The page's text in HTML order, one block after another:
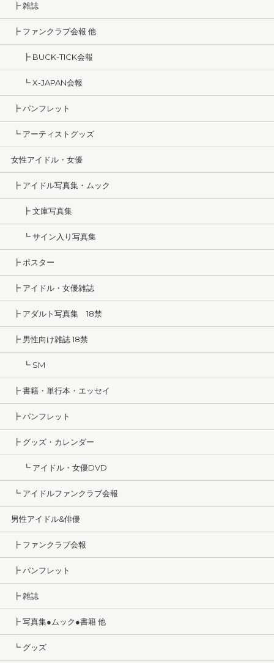
┣ 雑誌
┣ ファンクラブ会報 他
┣ BUCK-TICK会報
┗ X-JAPAN会報
┣ パンフレット
┗ アーティストグッズ
女性アイドル・女優
┣ アイドル写真集・ムック
┣ 文庫写真集
┗ サイン入り写真集
┣ ポスター
┣ アイドル・女優雑誌
┣ アダルト写真集 18禁
┣ 男性向け雑誌 18禁
┗ SM
┣ 書籍・単行本・エッセイ
┣ パンフレット
┣ グッズ・カレンダー
┗ アイドル・女優DVD
┗ アイドルファンクラブ会報
男性アイドル&俳優
┣ ファンクラブ会報
┣ パンフレット
┣ 雑誌
┣ 写真集●ムック●書籍 他
┗ グッズ